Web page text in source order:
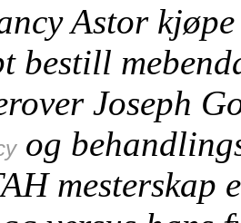
Astor
bestill
Joseph
og